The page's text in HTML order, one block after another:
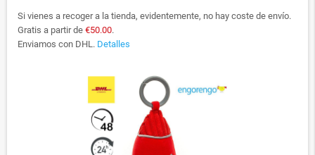
Si vienes a recoger a la tienda, evidentemente, no hay coste de envío.
Gratis a partir de €50.00.
Enviamos con DHL. Detalles